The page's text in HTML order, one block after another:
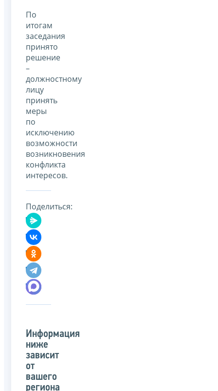
По
итогам
заседания
принято
решение
–
должностному
лицу
принять
меры
по
исключению
возможности
возникновения
конфликта
интересов.
Поделиться:
Информация
ниже
зависит
от
вашего
региона